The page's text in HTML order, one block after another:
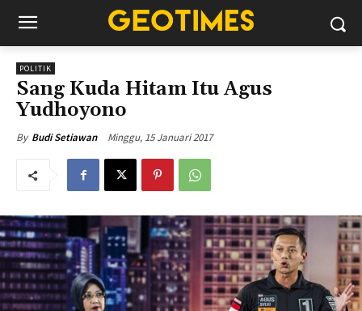
POLITIK
Sang Kuda Hitam Itu Agus
Yudhoyono
By Budi Setiawan Minggu, 15 Januari 2017